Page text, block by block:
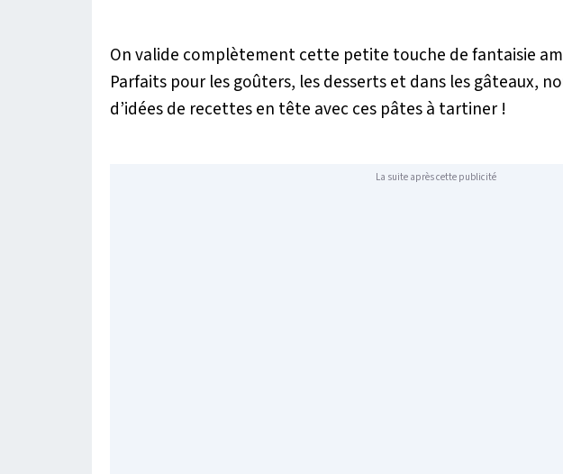
On valide complètement cette petite touche de fantaisie
Parfaits pour les goûters, les desserts et dans les gâteaux,
d’idées de recettes en tête avec ces pâtes à tartiner !
La suite après cette publicité